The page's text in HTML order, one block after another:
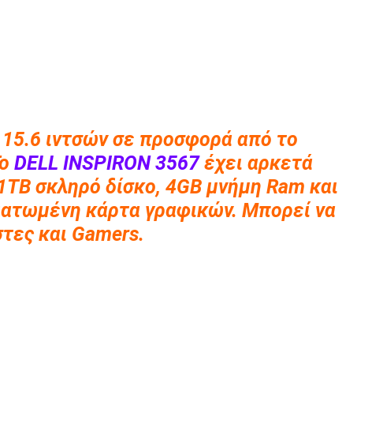
ιντσών σε προσφορά από το
DELL INSPIRON 3567έχει αρκετά
σκληρό δίσκο, 4GB μνήμη Ram και
κάρτα γραφικών. Μπορεί να
και Gamers.